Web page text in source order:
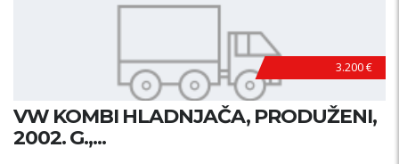
3.200 €
VW KOMBI HLADNJAČA, PRODUŽENI,
2002. G.,...